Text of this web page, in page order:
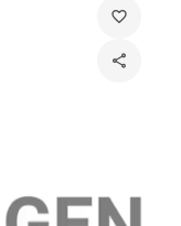
favorite_border